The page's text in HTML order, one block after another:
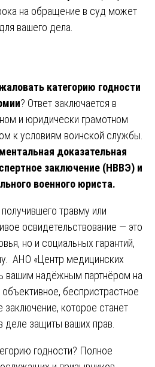
на обращение в суд может
вашего дела.
категорию годности
? Ответ заключается в
и юридически грамотном
к условиям воинской службы.
доказательная
заключение (НВВЭ) и
военного юриста.
травму или
освидетельствование — это
но и социальных гарантий,
АНО «Центр медицинских
вашим надёжным партнёром на
беспристрастное
которое станет
защиты ваших прав.
годности? Полное